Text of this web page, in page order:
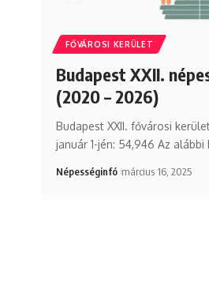
FŐVÁROSI KERÜLET
Budapest XXII.
(2020 – 2026)
Budapest XXII. fővárosi
január 1-jén: 54,946 Az
Népességinfó március 16, 2025